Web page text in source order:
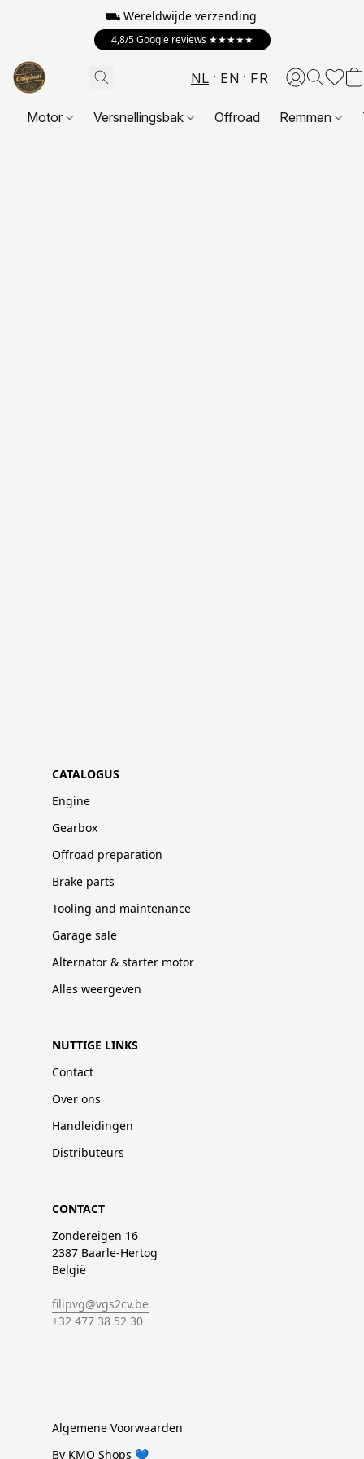
⛟ Wereldwijde verzending
4,8/5 Google reviews ★★★★★
NL EN FR
Motor Versnellingsbak Offroad Remmen
CATALOGUS
Engine
Gearbox
Offroad preparation
Brake parts
Tooling and maintenance
Garage sale
Alternator & starter motor
Alles weergeven
NUTTIGE LINKS
Contact
Over ons
Handleidingen
Distributeurs
CONTACT
Zondereigen 16
2387 Baarle-Hertog
België
filipvg@vgs2cv.be
+32 477 38 52 30
Algemene Voorwaarden
By KMO Shops 💙